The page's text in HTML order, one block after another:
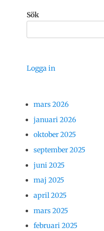
Sök
Logga in
mars 2026
januari 2026
oktober 2025
september 2025
juni 2025
maj 2025
april 2025
mars 2025
februari 2025